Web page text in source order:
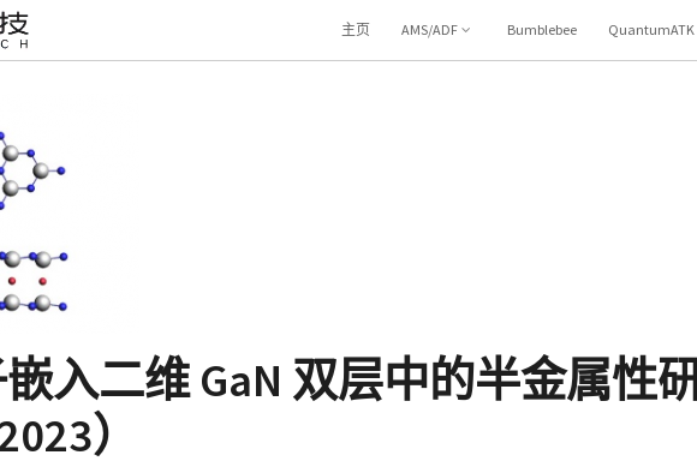
主页 AMS/ADF Bumblebee QuantumATK
入二维 GaN 双层中的半金属性
）